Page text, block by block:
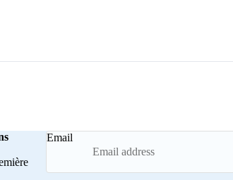
Email